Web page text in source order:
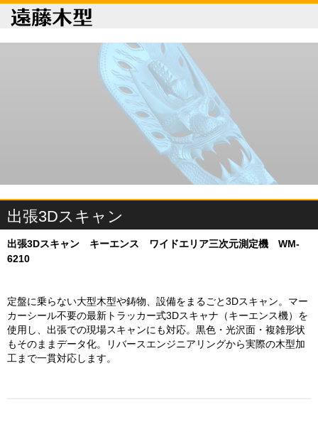
出張3Dスキャン
出張3Dスキャン キーエンス ワイドエリア三次元測定機 WM-
6210
定盤に乗らない大型木型や鋳物、設備をまるごと3Dスキャン。マー
カーシール不要の最新トラッカー式3Dスキャナ（キーエンス機）を
使用し、出張での現場スキャンにも対応。黒色・光沢面・複雑形状
もそのままデータ化。リバースエンジニアリングから実際の木型加
工まで一貫対応します。